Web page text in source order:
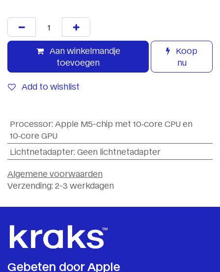
Aan winkelmandje
toevoegen
Koop
nu
Add to wishlist
Processor: Apple M5-chip met 10‑core CPU en
10‑core GPU
Lichtnetadapter: Geen lichtnetadapter
Algemene voorwaarden
Verzending: 2-3 werkdagen
Gebeten door Apple